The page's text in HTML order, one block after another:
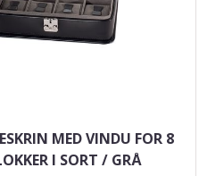
MED VINDU FOR 8
I SORT / GRÅ